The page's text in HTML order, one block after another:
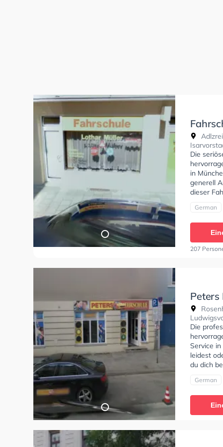
Die
in
generell
dieser
German
207
Peters
Die
Service
leidest
du dich
German